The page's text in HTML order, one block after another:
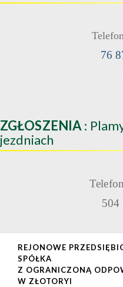
76
ZGŁOSZENIA :
jezdniach
504
REJONOWE
SPÓŁKA
Z OGRANICZONĄ
W ZŁOTORYI